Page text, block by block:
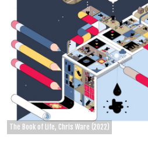
The Book of Life, Chris Ware (2022)